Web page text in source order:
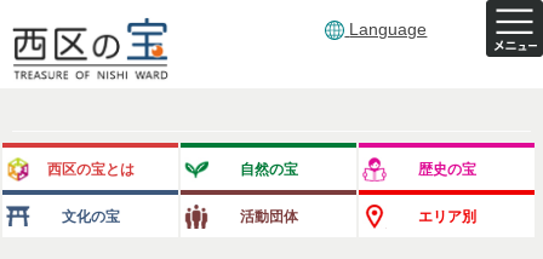
Language
西区の宝とは 自然の宝 歴史の宝
文化の宝 活動団体 エリア別